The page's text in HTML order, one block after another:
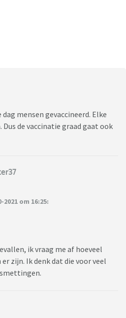
mensen gevaccineerd. Elke
Dus de vaccinatie graad gaat ook
om 16:25:
ik vraag me af hoeveel
zijn. Ik denk dat die voor veel